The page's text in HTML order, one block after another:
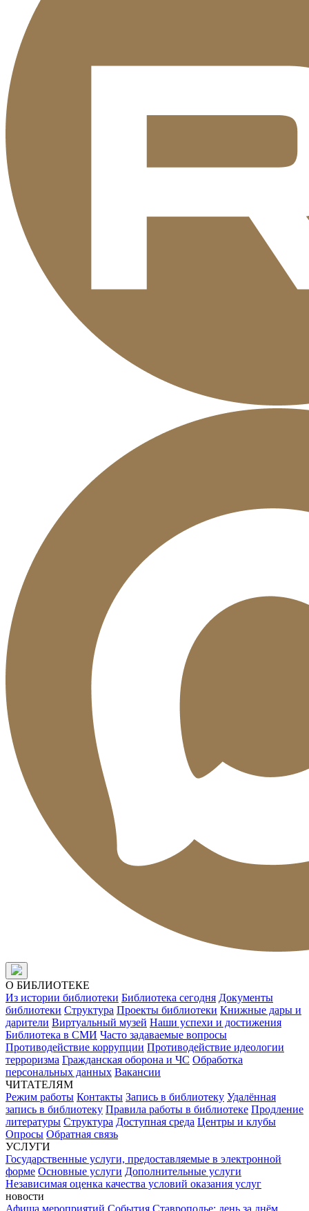
О БИБЛИОТЕКЕ
Из истории библиотеки Библиотека сегодня Документы
библиотеки Структура Проекты библиотеки Книжные дары и
дарители Виртуальный музей Наши успехи и достижения
Библиотека в СМИ Часто задаваемые вопросы
Противодействие коррупции Противодействие идеологии
терроризма Гражданская оборона и ЧС Обработка
персональных данных Вакансии
ЧИТАТЕЛЯМ
Режим работы Контакты Запись в библиотеку Удалённая
запись в библиотеку Правила работы в библиотеке Продление
литературы Структура Доступная среда Центры и клубы
Опросы Обратная связь
УСЛУГИ
Государственные услуги, предоставляемые в электронной
форме Основные услуги Дополнительные услуги
Независимая оценка качества условий оказания услуг
новости
Афиша мероприятий События Ставрополье: день за днём